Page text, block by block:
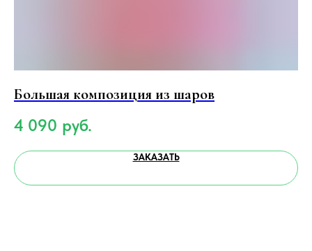
Большая композиция из шаров
4 090 руб.
ЗАКАЗАТЬ